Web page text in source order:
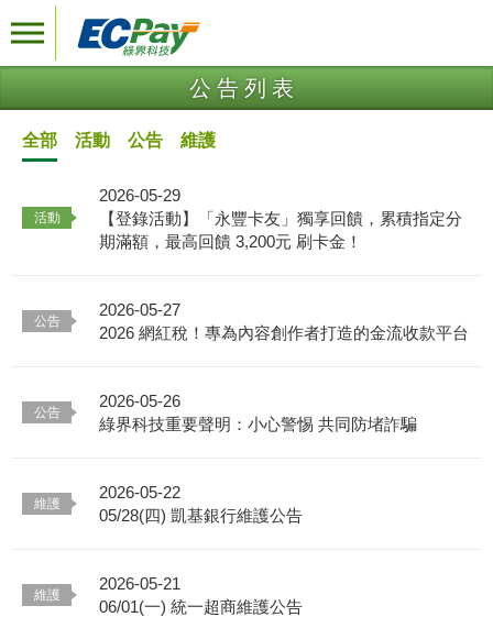
公告列表
全部 活動 公告 維護
2026-05-29
【登錄活動】「永豐卡友」獨享回饋，累積指定分
期滿額，最高回饋 3,200元 刷卡金！
2026-05-27
2026 網紅稅！專為內容創作者打造的金流收款平台
2026-05-26
綠界科技重要聲明：小心警惕 共同防堵詐騙
2026-05-22
05/28(四) 凱基銀行維護公告
2026-05-21
06/01(一) 統一超商維護公告